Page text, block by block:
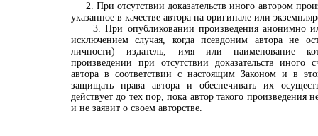
2. При отсутствии доказательств иного автором
указанное в качестве автора на оригинале или
3. При опубликовании произведения анонимно
исключением случая, когда псевдоним автора не
личности) издатель, имя или наименование
произведении при отсутствии доказательств иного
автора в соответствии с настоящим Законом и в
защищать права автора и обеспечивать их
действует до тех пор, пока автор такого произведения
и не заявит о своем авторстве.